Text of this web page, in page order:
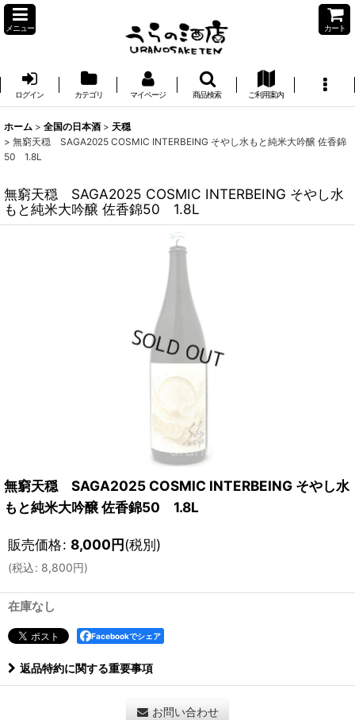
メニュー カート
ログイン カテゴリ マイページ 商品検索 ご利用案内
ホーム > 全国の日本酒 > 天穏
> 無窮天穏 SAGA2025 COSMIC INTERBEING そやし水もと純米大吟醸 佐香錦
50 1.8L
無窮天穏 SAGA2025 COSMIC INTERBEING そやし水
もと純米大吟醸 佐香錦50 1.8L
無窮天穏 SAGA2025 COSMIC INTERBEING そやし水
もと純米大吟醸 佐香錦50 1.8L
販売価格: 8,000円(税別)
(税込: 8,800円)
在庫なし
Facebookでシェア
返品特約に関する重要事項
お問い合わせ